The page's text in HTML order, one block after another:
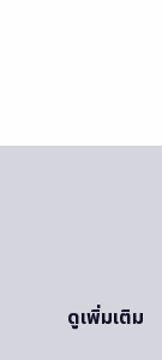
ดูเพิ่มเติม